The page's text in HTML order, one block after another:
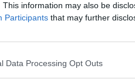
This information may also be
Participants that may further
Data Processing Opt Outs
regionale, si è completata con
Giulio Migliarini, Giacomo
vittorie importanti.